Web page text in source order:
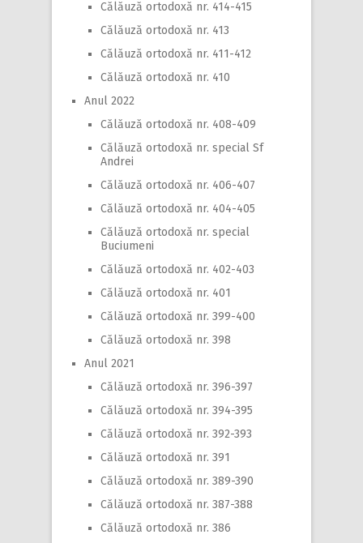
Călăuză ortodoxă nr. 414-415
Călăuză ortodoxă nr. 413
Călăuză ortodoxă nr. 411-412
Călăuză ortodoxă nr. 410
Anul 2022
Călăuză ortodoxă nr. 408-409
Călăuză ortodoxă nr. special Sf
Andrei
Călăuză ortodoxă nr. 406-407
Călăuză ortodoxă nr. 404-405
Călăuză ortodoxă nr. special
Buciumeni
Călăuză ortodoxă nr. 402-403
Călăuză ortodoxă nr. 401
Călăuză ortodoxă nr. 399-400
Călăuză ortodoxă nr. 398
Anul 2021
Călăuză ortodoxă nr. 396-397
Călăuză ortodoxă nr. 394-395
Călăuză ortodoxă nr. 392-393
Călăuză ortodoxă nr. 391
Călăuză ortodoxă nr. 389-390
Călăuză ortodoxă nr. 387-388
Călăuză ortodoxă nr. 386